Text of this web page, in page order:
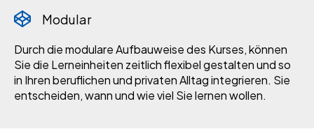
Modular
Durch die modulare Aufbauweise des Kurses, können
Sie die Lerneinheiten zeitlich flexibel gestalten und so
in Ihren beruflichen und privaten Alltag integrieren. Sie
entscheiden, wann und wie viel Sie lernen wollen.